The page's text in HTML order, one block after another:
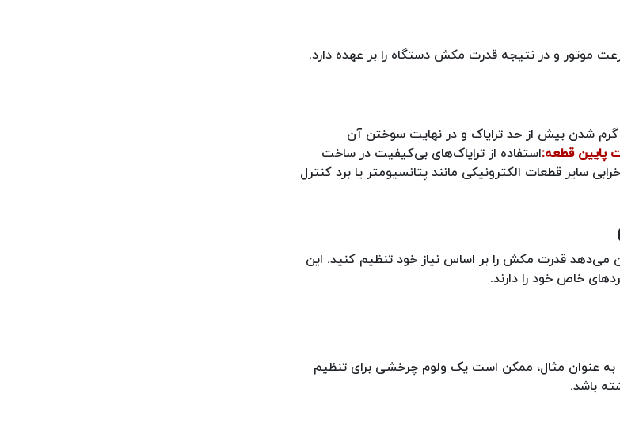
موتور و در نتیجه قدرت مکش دستگاه را بر عهده دارد.
گرم شدن بیش از حد ترایاک و در نهایت سوختن آن
پایین قطعه:استفاده از ترایاک‌های بی‌کیفیت در ساخت
خرابی سایر قطعات الکترونیکی مانند پتانسیومتر یا برد کنترل
می‌دهد قدرت مکش را بر اساس نیاز خود تنظیم کنید. این
خاص خود را دارند.
به عنوان مثال، ممکن است یک ولوم چرخشی برای تنظیم
باشد.